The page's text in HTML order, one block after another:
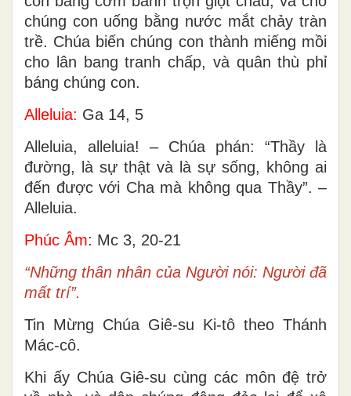
chúng con uống bằng nước mắt chảy tràn
trề. Chúa biến chúng con thành miếng mồi
cho lân bang tranh chấp, và quân thù phỉ
báng chúng con.
Alleluia: Ga 14, 5
Alleluia, alleluia! – Chúa phán: “Thầy là
đường, là sự thật và là sự sống, không ai
đến được với Cha mà không qua Thầy”. –
Alleluia.
Phúc Âm: Mc 3, 20-21
“Những thân nhân của Người nói: Người đã
mất trí”.
Tin Mừng Chúa Giê-su Ki-tô theo Thánh
Mác-cô.
Khi ấy Chúa Giê-su cùng các môn đệ trở